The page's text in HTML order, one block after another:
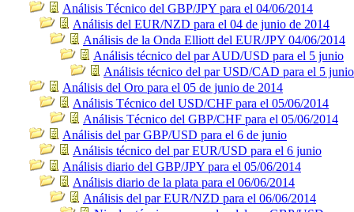
Análisis Técnico del GBP/JPY para el 04/06/2014
Análisis del EUR/NZD para el 04 de junio de 2014
Análisis de la Onda Elliott del EUR/JPY 04/06/2014
Análisis técnico del par AUD/USD para el 5 junio
Análisis técnico del par USD/CAD para el 5 junio
Análisis del Oro para el 05 de junio de 2014
Análisis Técnico del USD/CHF para el 05/06/2014
Análisis Técnico del GBP/CHF para el 05/06/2014
Análisis del par GBP/USD para el 6 de junio
Análisis técnico del par EUR/USD para el 6 junio
Análisis diario del GBP/JPY para el 05/06/2014
Análisis diario de la plata para el 06/06/2014
Análisis del par EUR/NZD para el 06/06/2014